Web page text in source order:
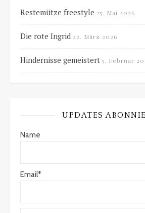
Restemütze freestyle 25. Mai 2026
Die rote Ingrid 22. März 2026
Hindernisse gemeistert 5. Februar
UPDATES
Name
Email*